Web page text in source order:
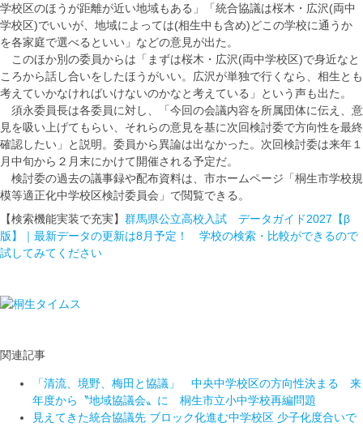
学校区のほうが距離が近い地域もある」「統合協議は桜木・広沢(両中
学校区)でいいが、地域によっては(相生中も含め)どこの学校に通うか
を各家庭で選べるといい」などの意見が出た。
このほか別の委員からは「まずは桜木・広沢(両中学校区)で身近なと
ころから話し合いをしたほうがいい。広沢が単独で行くなら、相生とも
考えていかなければいけないのかなと考えている」という声も出た。
須永委員長は各委員に対し、「今回の会議内容を所属団体に伝え、意
見を吸い上げてもらい、それらの意見を基に次回検討委で方向性を最終
確認したい」と説明。委員から異論は出なかった。次回検討委は来年１
月中旬から２月末にかけて開催される予定だ。
検討委の過去の議事録や配布資料は、市ホームページ「桐生市学校規
模等適正化中学校区検討委員会」で閲覧できる。
【検索機能実装で充実】 群馬県公立高校入試 データガイド2027【β
版】｜最新データの更新は8月予定！ 学校の検索・比較ができるので
試してみてください
関連記事
「清流、境野、梅田と協議」 中央中学校区の方向性決まる 来
年度から〝地域協議会〟に 桐生市立小中学校再編問題
見えてきた統合協議先 ブロック化進む中学校区 少子化度合いで